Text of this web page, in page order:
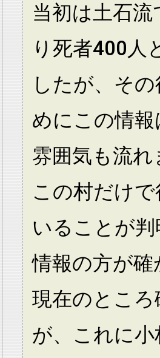
当初は土石
り死者400人
したが、そ
めにこの情
雰囲気も流
この村だけ
いることが
情報の方が
現在のとこ
が、これに